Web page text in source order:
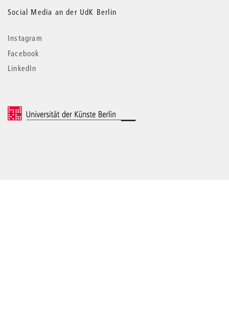
Social Media an der UdK Berlin
Instagram
Facebook
LinkedIn
© 2026 Universität der Künste Berlin